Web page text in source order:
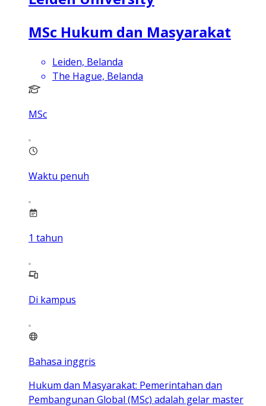
MSc Hukum dan Masyarakat
Leiden, Belanda
The Hague, Belanda
MSc
Waktu penuh
1 tahun
Di kampus
Bahasa inggris
Hukum dan Masyarakat: Pemerintahan dan
Pembangunan Global (MSc) adalah gelar master